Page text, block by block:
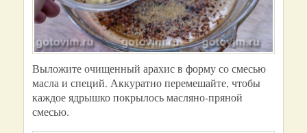
Выложите очищенный арахис в форму со смесью
масла и специй. Аккуратно перемешайте, чтобы
каждое ядрышко покрылось масляно‑пряной
смесью.